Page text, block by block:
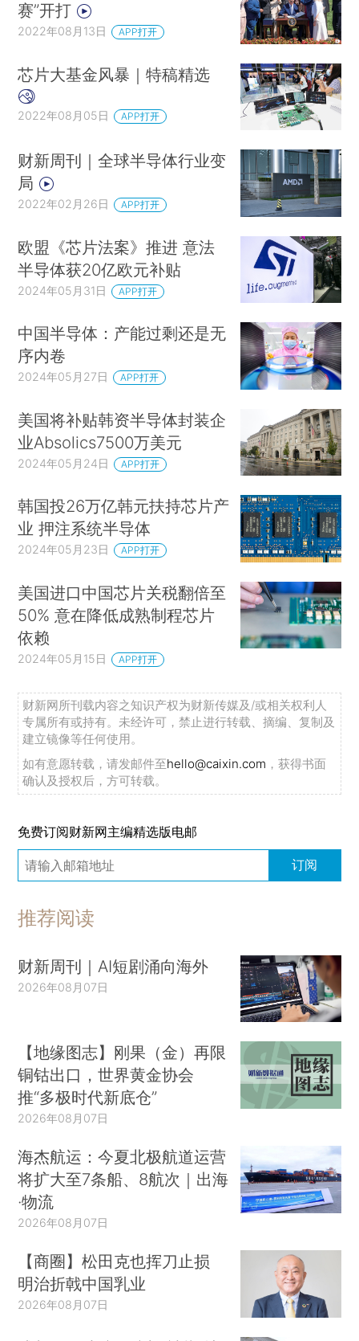
赛”开打
2022年08月13日 APP打开
芯片大基金风暴｜特稿精选
2022年08月05日 APP打开
财新周刊｜全球半导体行业变
局
2022年02月26日 APP打开
欧盟《芯片法案》推进 意法
半导体获20亿欧元补贴
2024年05月31日 APP打开
中国半导体：产能过剩还是无
序内卷
2024年05月27日 APP打开
美国将补贴韩资半导体封装企
业Absolics7500万美元
2024年05月24日 APP打开
韩国投26万亿韩元扶持芯片产
业 押注系统半导体
2024年05月23日 APP打开
美国进口中国芯片关税翻倍至
50% 意在降低成熟制程芯片
依赖
2024年05月15日 APP打开
财新网所刊载内容之知识产权为财新传媒及/或相关权利人
专属所有或持有。未经许可，禁止进行转载、摘编、复制及
建立镜像等任何使用。
如有意愿转载，请发邮件至hello@caixin.com ，获得书面
确认及授权后，方可转载。
免费订阅财新网主编精选版电邮
订阅
推荐阅读
财新周刊｜AI短剧涌向海外
2026年08月07日
【地缘图志】刚果（金）再限
铜钴出口，世界黄金协会
推“多极时代新底仓”
2026年08月07日
海杰航运：今夏北极航道运营
将扩大至7条船、8航次｜出海
·物流
2026年08月07日
【商圈】松田克也挥刀止损
明治折戟中国乳业
2026年08月07日